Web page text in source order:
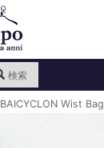
検索
BAICYCLON Wist Bag